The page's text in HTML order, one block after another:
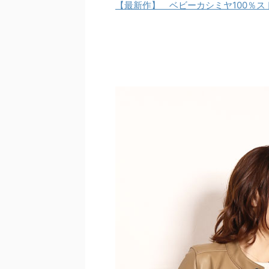
【最新作】 ベビーカシミヤ100％ス